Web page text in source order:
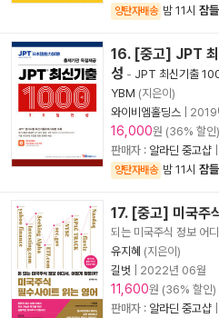
양탄자배송 밤 11시 잠
16. [중고] JPT
성 - JPT 최신기출
YBM (지은이)
와이비엠홀딩스
2019
16,000원 (36% 할인)
판매자 : 알라딘 중고샵
양탄자배송 밤 11시 잠
17. [중고] 미국주
되는 미국주식 정보 어
유지혜 (지은이)
길벗
2022년 06월
11,600원 (36% 할인)
판매자 : 알라딘 중고샵